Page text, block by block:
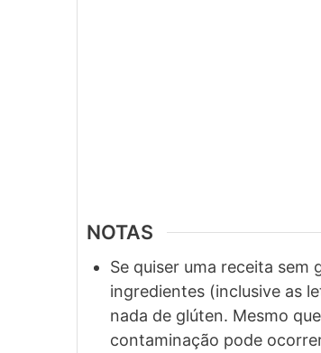
NOTAS
Se quiser uma receita sem
ingredientes (inclusive as
nada de glúten. Mesmo
contaminação pode